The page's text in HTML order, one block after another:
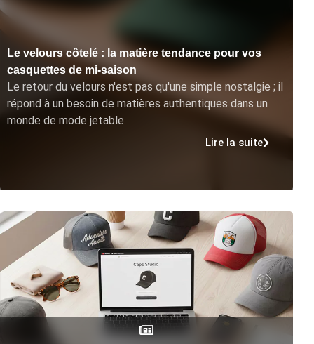
Le velours côtelé : la matière tendance pour vos
casquettes de mi-saison
Le retour du velours n'est pas qu'une simple nostalgie ; il
répond à un besoin de matières authentiques dans un
monde de mode jetable.
Lire la suite